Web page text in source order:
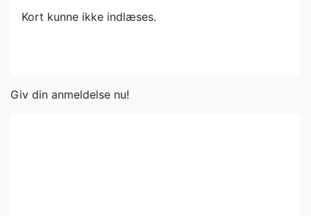
Kort kunne ikke indlæses.
Giv din anmeldelse nu!